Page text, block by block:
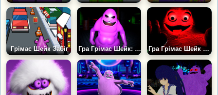
Грімас Шейк Забіг Гра Грімас Шейк: Епізод Перший Гра Грімас Шейк Хоррор: Не пий їх!